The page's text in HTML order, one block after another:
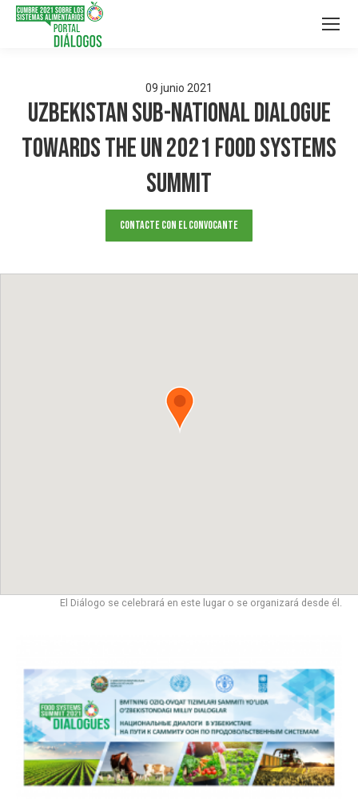
09 junio 2021
UZBEKISTAN SUB-NATIONAL DIALOGUE
TOWARDS THE UN 2021 FOOD SYSTEMS
SUMMIT
Contacte con el convocante
El Diálogo se celebrará en este lugar o se organizará desde él.